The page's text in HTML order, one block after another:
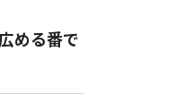
める番で